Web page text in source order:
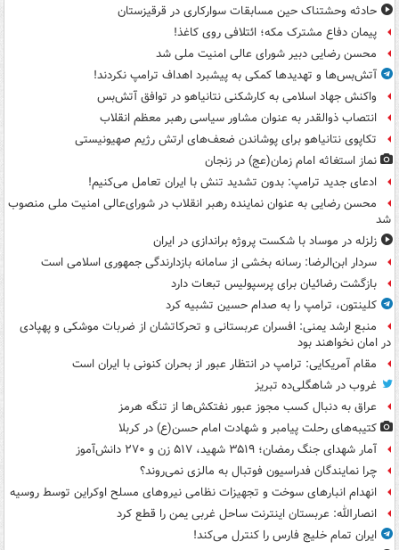
حادثه وحشتناک حین مسابقات سوارکاری در قرقیزستان
پیمان دفاع مشترک مکه؛ ائتلافی روی کاغذ!
محسن رضایی دبیر شورای عالی امنیت ملی شد
آتش‌بس‌ها و تهدیدها کمکی به پیشبرد اهداف ترامپ نکردند!
واکنش جهاد اسلامی به کارشکنی نتانیاهو در توافق آتش‌بس
انتصاب ذوالقدر به عنوان مشاور سیاسی رهبر معظم انقلاب
تکاپوی نتانیاهو برای پوشاندن ضعف‌های ارتش رژیم صهیونیستی
نماز استغاثه امام زمان(عج) در زنجان
ادعای جدید ترامپ: بدون تشدید تنش با ایران تعامل می‌کنیم!
محسن رضایی به عنوان نماینده رهبر انقلاب در شورای‌عالی امنیت ملی منصوب
شد
زلزله در موساد با شکست پروژه براندازی در ایران
سردار ابن‌الرضا: رسانه بخشی از سامانه بازدارندگی جمهوری اسلامی است
بازگشت رضائیان برای پرسپولیس تبعات دارد
کلینتون، ترامپ را به صدام حسین تشبیه کرد
منبع ارشد یمنی: افسران عربستانی و تحرکاتشان از ضربات موشکی و پهپادی
در امان نخواهند بود
مقام آمریکایی: ترامپ در انتظار عبور از بحران کنونی با ایران است
غروب در شاهگلی‌ده تبریز
عراق به دنبال کسب مجوز عبور نفتکش‌ها از تنگه هرمز
کتیبه‌های رحلت پیامبر و شهادت امام حسن(ع) در کربلا
آمار شهدای جنگ رمضان؛ ۳۵۱۹ شهید، ۵۱۷ زن و ۲۷۰ دانش‌آموز
چرا نمایندگان فدراسیون فوتبال به مالزی نمی‌روند؟
انهدام انبارهای سوخت و تجهیزات نظامی نیروهای مسلح اوکراین توسط روسیه
انصارالله: عربستان اینترنت ساحل غربی یمن را قطع کرد
ایران تمام خلیج فارس را کنترل می‌کند!